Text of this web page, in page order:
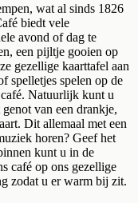
wat al sinds 1826
biedt vele
avond of dag te
een pijltje gooien op
gezellige kaarttafel aan
spelletjes spelen op de
Natuurlijk kunt u
van een drankje,
Dit allemaal met een
horen? Geef het
kunt u in de
café op ons gezellige
zodat u er warm bij zit.